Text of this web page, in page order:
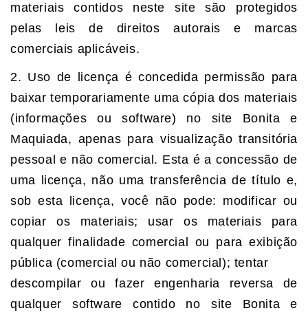
materiais contidos neste site são protegidos
pelas leis de direitos autorais e marcas
comerciais aplicáveis.
2. Uso de licença é concedida permissão para
baixar temporariamente uma cópia dos materiais
(informações ou software) no site Bonita e
Maquiada, apenas para visualização transitória
pessoal e não comercial. Esta é a concessão de
uma licença, não uma transferência de título e,
sob esta licença, você não pode: modificar ou
copiar os materiais; usar os materiais para
qualquer finalidade comercial ou para exibição
pública (comercial ou não comercial); tentar
descompilar ou fazer engenharia reversa de
qualquer software contido no site Bonita e